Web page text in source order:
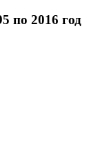
по 2016 год